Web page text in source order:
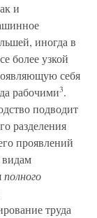
и
иногда в
более узкой
себя
рабочими3.
подводит
разделения
проявлений
полного
труда